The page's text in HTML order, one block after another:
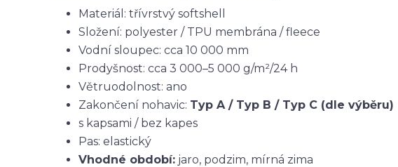
Materiál: třívrstvý softshell
Složení: polyester / TPU membrána / fleece
Vodní sloupec: cca 10 000 mm
Prodyšnost: cca 3 000–5 000 g/m²/24 h
Větruodolnost: ano
Zakončení nohavic: Typ A / Typ B / Typ C (dle výběru)
s kapsami / bez kapes
Pas: elastický
Vhodné období: jaro, podzim, mírná zima